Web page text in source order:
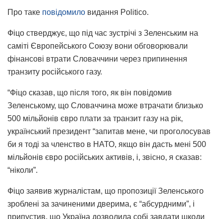
Про таке повідомило видання Politico.
Фіцо стверджує, що під час зустрічі з Зеленським на
саміті Європейського Союзу вони обговорювали
фінансові втрати Словаччини через припинення
транзиту російського газу.
“Фіцо сказав, що після того, як він повідомив
Зеленському, що Словаччина може втрачати близько
500 мільйонів євро плати за транзит газу на рік,
український президент “запитав мене, чи проголосував
би я тоді за членство в НАТО, якщо він дасть мені 500
мільйонів євро російських активів, і, звісно, я сказав:
“ніколи”.
Фіцо заявив журналістам, що пропозиції Зеленського
зроблені за зачиненими дверима, є “абсурдними”, і
припустив, що Україна дозволила собі завдати шкоди